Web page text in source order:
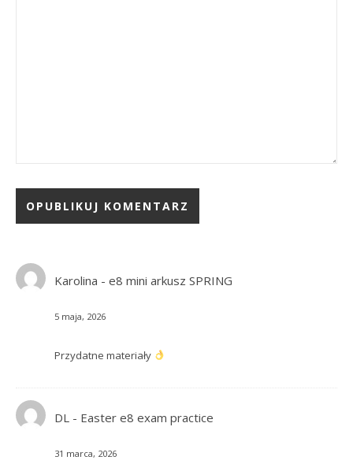
Karolina - e8 mini arkusz SPRING
5 maja, 2026
Przydatne materiały
DL- Easter e8 exam practice
31 marca, 2026